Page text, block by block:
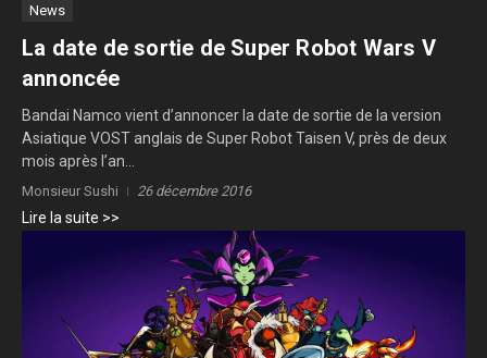
News
La date de sortie de Super Robot Wars V
annoncée
Bandai Namco vient d’annoncer la date de sortie de la version
Asiatique VOST anglais de Super Robot Taisen V, près de deux
mois après l’an...
Monsieur Sushi 26 décembre 2016
Lire la suite >>